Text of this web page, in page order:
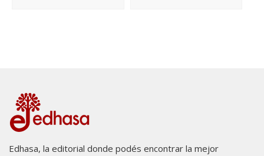
Edhasa, la editorial donde podés encontrar la mejor